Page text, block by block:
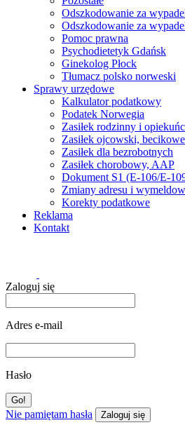
Odszkodowanie za
Odszkodowanie za
Pomoc prawna
Psychodietetyk Gdańsk
Ginekolog Płock
Tłumacz polsko norweski
Sprawy urzędowe
Kalkulator podatkowy
Podatek Norwegia
Zasiłek rodzinny i
Zasiłek ojcowski, becikowe
Zasiłek dla bezrobotnych
Zasiłek chorobowy, AAP
Dokument S1 (E-106/E-
Zmiany adresu i
Korekty podatkowe
Reklama
Kontakt
Zaloguj się
Adres e-mail
Hasło
Nie pamiętam hasła Zaloguj się